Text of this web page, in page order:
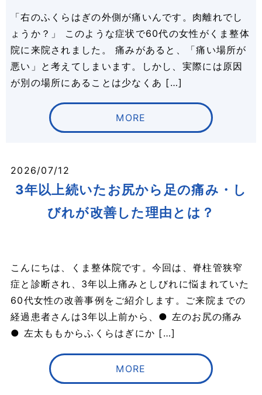
「右のふくらはぎの外側が痛いんです。肉離れでし
ょうか？」 このような症状で60代の女性がくま整体
院に来院されました。 痛みがあると、「痛い場所が
悪い」と考えてしまいます。しかし、実際には原因
が別の場所にあることは少なくあ […]
MORE
2026/07/12
3年以上続いたお尻から足の痛み・し
びれが改善した理由とは？
こんにちは、くま整体院です。今回は、脊柱管狭窄
症と診断され、3年以上痛みとしびれに悩まれていた
60代女性の改善事例をご紹介します。ご来院までの
経過患者さんは3年以上前から、● 左のお尻の痛み
● 左太ももからふくらはぎにか […]
MORE